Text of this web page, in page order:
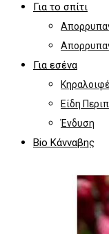
Για το σπίτι
Για εσένα
Είδη
Ένδυση
Bio Κάνναβης